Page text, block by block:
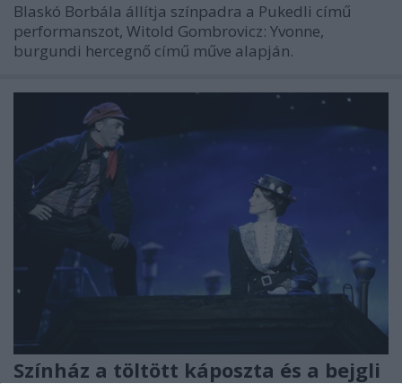
Blaskó Borbála állítja színpadra a Pukedli című
performanszot, Witold Gombrovicz: Yvonne,
burgundi hercegnő című műve alapján.
Színház a töltött káposzta és a bejgli